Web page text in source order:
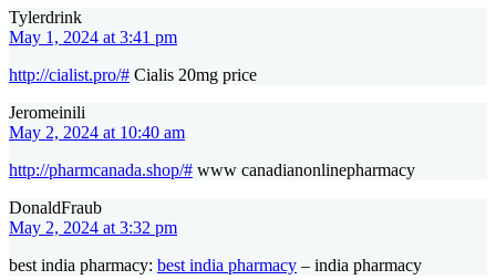
Tylerdrink
May 1, 2024 at 3:41 pm
http://cialist.pro/# Cialis 20mg price
Jeromeinili
May 2, 2024 at 10:40 am
http://pharmcanada.shop/# www canadianonlinepharmacy
DonaldFraub
May 2, 2024 at 3:32 pm
best india pharmacy: best india pharmacy – india pharmacy